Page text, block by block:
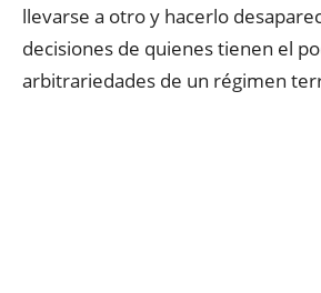
llevarse a otro y hacerlo
decisiones de quienes tienen el
arbitrariedades de un régimen